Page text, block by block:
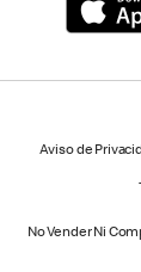
Aviso de
No Vender Ni